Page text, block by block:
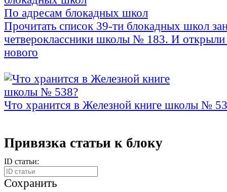
По адресам блокадных школ
Прочитать список 39-ти блокадных школ
четвероклассники школы № 183. И открыли
нового
Что хранится в Железной книге школы №
Привязка статьи к блоку
ID статьи:
Сохранить